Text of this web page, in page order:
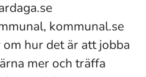
kommunal.se
hur det är att jobba
mer och träffa